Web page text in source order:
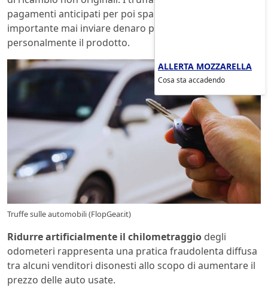
pagamenti anticipati per poi sparire nel nulla. È
importante mai inviare denaro prima di aver visto
personalmente il prodotto.
Truffe sulle automobili (FlopGear.it)
Ridurre artificialmente il chilometraggio degli
odometeri rappresenta una pratica fraudolenta diffusa
tra alcuni venditori disonesti allo scopo di aumentare il
prezzo delle auto usate.
ALLERTA MOZZARELLA
Cosa sta accadendo